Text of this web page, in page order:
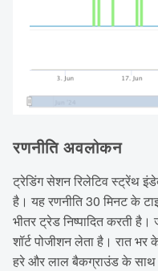
रणनीति अवलोकन
ट्रेडिंग सेशन रिलेटिव स्ट्रेंथ
है। यह रणनीति 30 मिनट के
भीतर ट्रेड निष्पादित करती
शॉर्ट पोजीशन लेता है। रात
हरे और लाल बैकग्राउंड के साथ